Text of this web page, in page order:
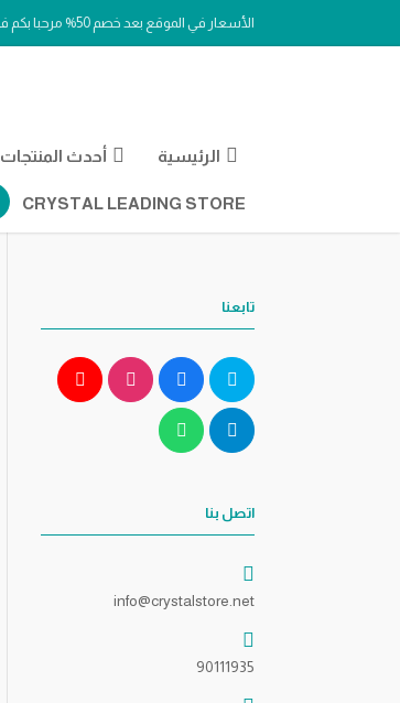
الأسعار في الموقع بعد خصم 50% مرحبا بكم في CRYSTAL LEADING
الرئيسية أحدث المنتجات
CRYSTAL LEADING STORE
تابعنا
اتصل بنا
info@crystalstore.net
90111935